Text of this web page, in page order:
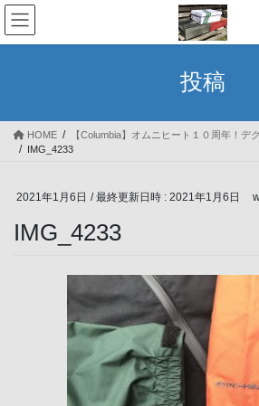
コ
ン
テ
ス
ナ
ビ
ゲ
ン
投稿
HOME
【Columbia】オムニヒート１０周年！デ
IMG_4233
2021年1月6日 / 最終更新日時 : 2021年1月6日
IMG_4233